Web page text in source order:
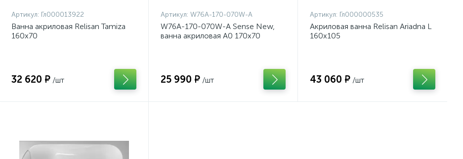
Артикул: Гл000013922
Ванна акриловая Relisan Tamiza
160x70
32 620 ₽ /шт
Артикул: W76A-170-070W-A
W76A-170-070W-A Sense New,
ванна акриловая A0 170x70
25 990 ₽ /шт
Артикул: Гл000000535
Акриловая ванна Relisan Ariadna L
160х105
43 060 ₽ /шт